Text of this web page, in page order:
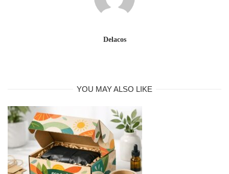
Delacos
YOU MAY ALSO LIKE